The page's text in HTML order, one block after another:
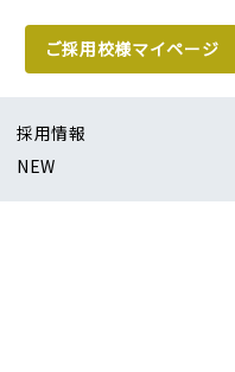
ご採用校様マイページ
採用情報
NEW